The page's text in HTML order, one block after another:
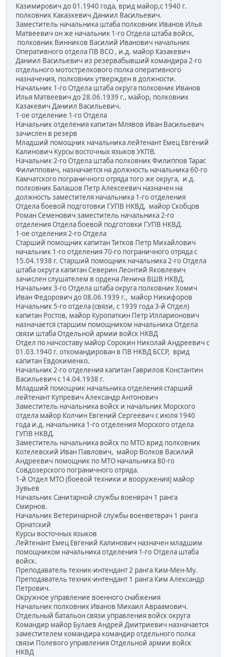
Казимирович до 01.1940 года, врид майор,с 1940 г.
полковник Каказкевич Даниил Васильевич.
Заместитель начальника штаба полковник Иванов Илья
Матвеевич он же начальник 1-го Отдела штаба войск,
полковник Винников Василий Иванович начальник
Оперативного отдела ПВ ВСО , и.д. майор Казакевич
Даниил Васильевич из резервабывший командира 2-го
отдельного мотострелкового полка оперативного
назначения, полковник утвержден в должности.
Начальник 1-го Отдела штаба округа полковник Иванов
Илья Матвеевич до 28.06.1939 г., майор, полковник
Казакевич Даниил Васильевич.
1-ое отделение 1-го Отдела
Начальник отделения капитан Млявов Иван Васильевич
зачислен в резерв
Младший помощник начальника лейтенант Емец Евгений
Калинович Курсы восточных языков УКПВ.
Начальник 2-го Отдела штаба полковник Филиппов Тарас
Филиппович, назначается на должность начальника 60-го
Камчатского пограничного отряда того же округа, и.д.
полковник Балашов Петр Алексеевич назначен на
должность заместителя начальника 1-го отделения
Отдела боевой подготовки ГУПВ НКВД, майор Скобцов
Роман Семенович заместитель начальника 2-го
отделения Отдела боевой подготовки ГУПВ НКВД.
1-ое отделения 2-го Отдела
Старший помощник капитан Титков Петр Михайлович
начальник 1-го отделения 70-го пограничного отряда с
15.04.1938 г. Старший помощник начальника 2-го Отдела
штаба округа капитан Северин Леонтий Яковлевич
зачислен слушателем в ордена Ленина ВШВ НКВД.
Начальник 3-го Отдела штаба округа полковник Хомич
Иван Федорович до 08.06.1939 г., майор Никифоров
Начальник 5-го отдела (связи, с 1939 года 3-й Отдел)
капитан Ростов, майор Куропаткин Петр Илларионович
назначается старшим помощником начальника Отдела
связи штаба Отдельной армии войск НКВД
Отдел по начсоставу майор Сорокин Николай Андреевич с
01.03.1940 г. откомандирован в ПВ НКВД БССР, врид
капитан Евдокименко.
Начальник 2-го отделения капитан Гаврилов Константин
Васильевич с 14.04.1938 г.
Младший помощник начальника отделения старший
лейтенант Купревич Александр Антонович
Заместитель начальника войск и начальник Морского
отдела майор Колчин Евгений Сергеевич с июля 1940
года и.д. начальника 1-го отделения Морского отдела
ГУПВ НКВД.
Заместитель начальника войск по МТО врид полковник
Котелевский Иван Павлович, майор Волков Василий
Андреевич помощник по МТО начальника 80-го
Совдозерского пограничного отряда.
1-й Отдел МТО (боевой техники и вооружения) майор
Зувьев
Начальник Санитарной службы военврач 1 ранга
Смирнов.
Начальник Ветеринарной службы военветврач 1 ранга
Орнатский
Курсы восточных языков
Лейтенант Емец Евгений Калинович назначен младшим
помощником начальника отделения 1-го Отдела штаба
войск.
Преподаватель техник-интендант 2 ранга Ким-Мен-Му.
Преподаватель техник-интендант 1 ранга Ким Александр
Петрович.
Окружное управление военного снабжения
Начальник полковник Иванов Михаил Авраамович.
Отдельный батальон связи управления войск округа
Командир майор Булаев Андрей Дмитриевич назначается
заместителем командира командир отдельного полка
связи Полевого управления Отдельной армии войск
НКВД